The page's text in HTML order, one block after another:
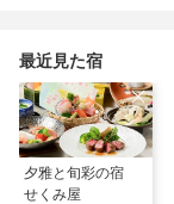
最近見た宿
夕雅と旬彩の宿
せくみ屋